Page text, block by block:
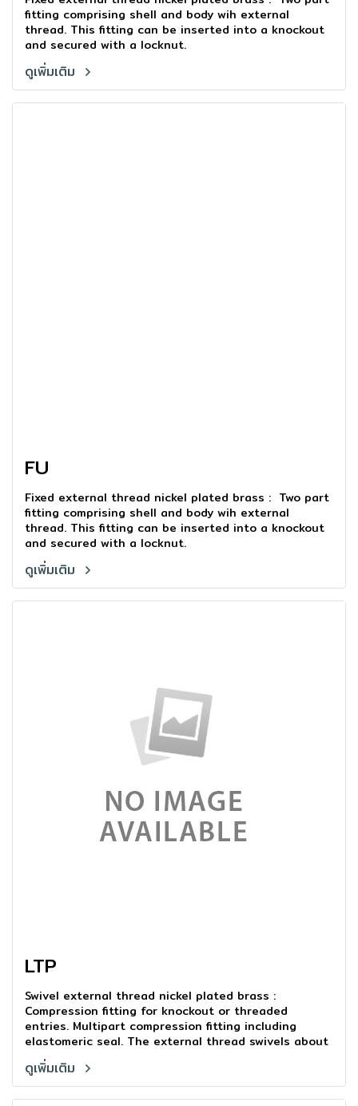
fitting comprising shell and body wih external
thread. This fitting can be inserted into a knockout
and secured with a locknut.
ดูเพิ่มเติม
FU
Fixed external thread nickel plated brass : Two part
fitting comprising shell and body wih external
thread. This fitting can be inserted into a knockout
and secured with a locknut.
ดูเพิ่มเติม
LTP
Swivel external thread nickel plated brass :
Compression fitting for knockout or threaded
entries. Multipart compression fitting including
elastomeric seal. The external thread swivels about
the main body even after tigtning.
ดูเพิ่มเติม